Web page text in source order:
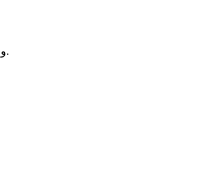
ومع تفاقم الحالة، قد يُسبب مضاعفات مثل اضطراب النظم القلبي (عدم انتظام ضربات القلب)، والشلل، أو النوبة القلبية.